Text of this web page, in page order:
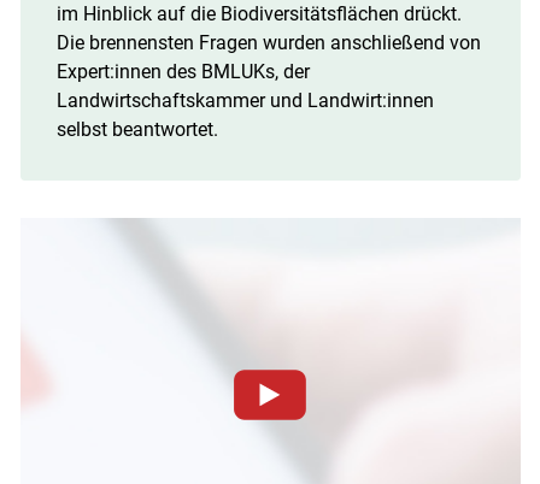
im Hinblick auf die Biodiversitätsflächen drückt.
Die brennensten Fragen wurden anschließend von
Expert:innen des BMLUKs, der
Landwirtschaftskammer und Landwirt:innen
selbst beantwortet.